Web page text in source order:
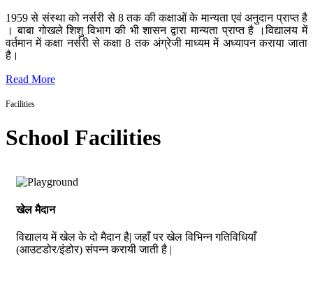
1959 से संस्था को नर्सरी से 8 तक की कक्षाओं के मान्यता एवं अनुदान प्राप्त है
। बाबा गोखले शिशु विभाग की भी शासन द्वारा मान्यता प्राप्त है ।विद्यालय में
वर्तमान में कक्षा नर्सरी से कक्षा 8 तक अंग्रेजी माध्यम में अध्यापन कराया जाता
है।
Read More
Facilities
School Facilities
खेल मैदान
विद्यालय में खेल के दो मैदान है| जहाँ पर खेल विभिन्न गतिविधियाँ
(आउटडोर/इंडोर) संपन्न करायी जाती है |